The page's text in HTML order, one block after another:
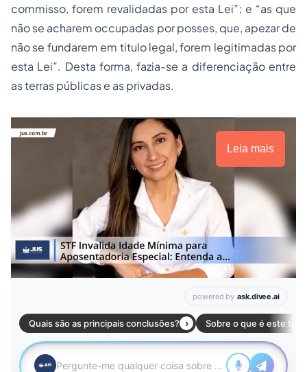
commisso, forem revalidadas por esta Lei”; e “as que
não se acharem occupadas por posses, que, apezar de
não se fundarem em titulo legal, forem legitimadas por
esta Lei”. Desta forma, fazia-se a diferenciação entre
as terras públicas e as privadas.
Leia mais